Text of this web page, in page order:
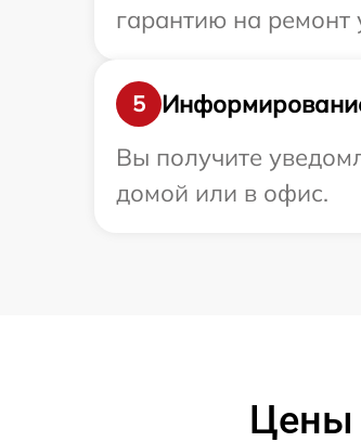
гарантию на ремонт
5
Вы получите
домой или в офис.
Цены